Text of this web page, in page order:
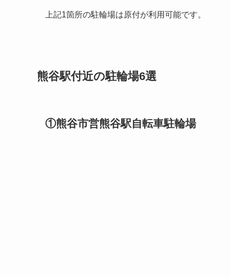
上記1箇所の駐輪場は原付が利用可能です。
熊谷駅付近の駐輪場6選
①熊谷市営熊谷駅自転車駐輪場